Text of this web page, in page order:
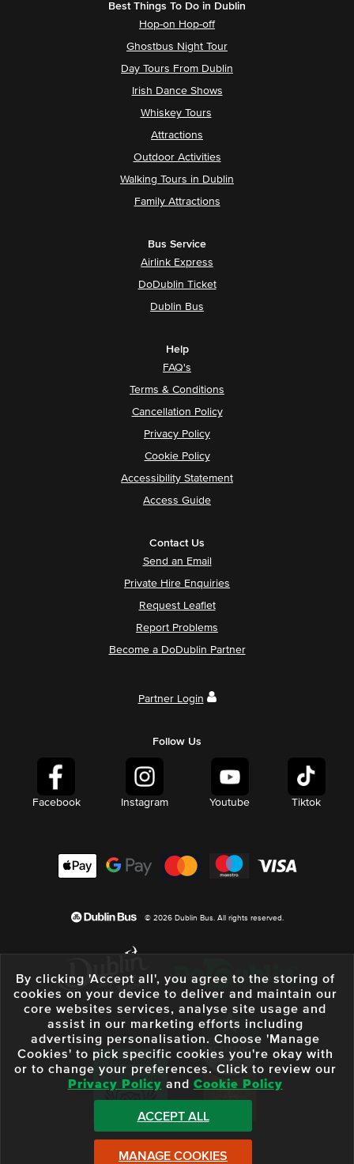
Best Things To Do in Dublin
Hop-on Hop-off
Ghostbus Night Tour
Day Tours From Dublin
Irish Dance Shows
Whiskey Tours
Attractions
Outdoor Activities
Walking Tours in Dublin
Family Attractions
Bus Service
Airlink Express
DoDublin Ticket
Dublin Bus
Help
FAQ's
Terms & Conditions
Cancellation Policy
Privacy Policy
Cookie Policy
Accessibility Statement
Access Guide
Contact Us
Send an Email
Private Hire Enquiries
Request Leaflet
Report Problems
Become a DoDublin Partner
Partner Login
Follow Us
Facebook Instagram Youtube Tiktok
© 2026 Dublin Bus. All rights reserved.
By clicking 'Accept all', you agree to the storing of
cookies on your device to deliver and maintain our
core websites services, analyse site usage and
assist in our marketing efforts including
advertising personalisation. Choose 'Manage
Cookies' to pick specific cookies you're okay with
or to change your preferences. Click to review our
Privacy Policy and Cookie Policy
ACCEPT ALL
MANAGE COOKIES